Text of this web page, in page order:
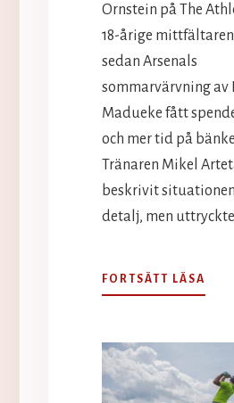
Ornstein på The
18-årige
sedan Arsenals
sommarvärvning av
Madueke fått
och mer tid på
Tränaren Mikel
beskrivit
detalj, men
FORTSÄTT LÄSA